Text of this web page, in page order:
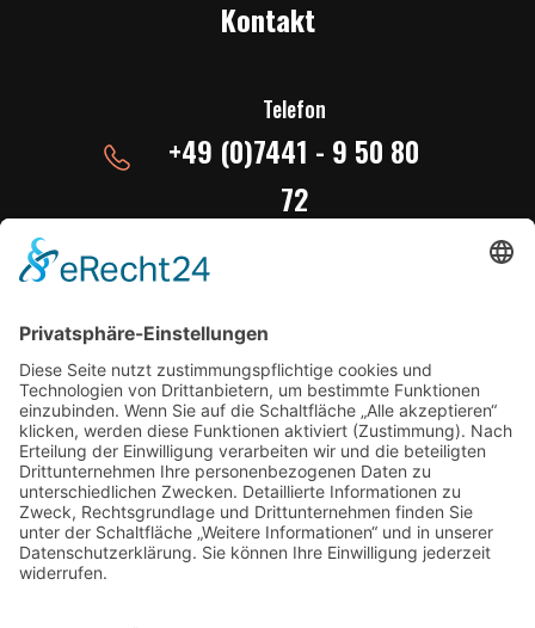
Kontakt
Telefon
+49 (0)7441 - 9 50 80
72
studio@radiobw.live
studio@radioschlager1.de
Download App
Radioplayer